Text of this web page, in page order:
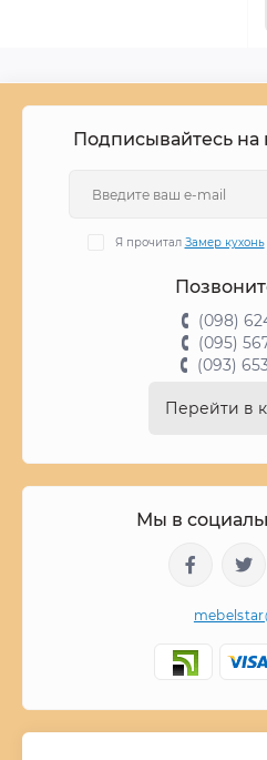
Подписывайтесь на
Я прочитал Замер кухонь
(098)
(095)
(093)
Перейти в
Мы в